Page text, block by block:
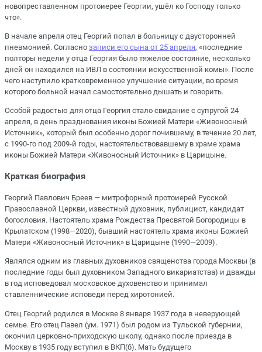
новопреставленном протоиерее Георгии, ушёл ко Господу только
что».
В начале апреля отец Георгий попал в больницу с двусторонней
пневмонией. Согласно записи его сына от 25 апреля, «последние
полторы недели у отца Георгия было тяжелое состояние, несколько
дней он находился на ИВЛ в состоянии искусственной комы». После
чего наступило кратковременное улучшение ситуации, во время
которого больной начал самостоятельно дышать и говорить.
Особой радостью для отца Георгия стало свидание с супругой 24
апреля, в день празднования иконы Божией Матери «Живоносный
Источник», который был особенно дорог почившему, в течение 20 лет,
с 1990-го под 2009-й годы, настоятельствовавшему в храме храма
иконы Божией Матери «Живоносный Источник» в Царицыне.
Краткая биография
Георгий Павлович Бреев — митрофорный протоиерей Русской
Православной Церкви, известный духовник, публицист, кандидат
богословия. Настоятель храма Рождества Пресвятой Богородицы в
Крылатском (1998—2020), бывший настоятель храма иконы Божией
Матери «Живоносный Источник» в Царицыне (1990—2009).
Являлся одним из главных духовников священства города Москвы (в
последние годы был духовником Западного викариатства) и дважды
в год исповедовал московское духовенство и принимал
ставленнические исповеди перед хиротонией.
Отец Георгий родился в Москве 8 января 1937 года в неверующей
семье. Его отец Павел (ум. 1971) был родом из Тульской губернии,
окончил церковно-приходскую школу, однако после приезда в
Москву в 1935 году вступил в ВКП(б). Мать будущего